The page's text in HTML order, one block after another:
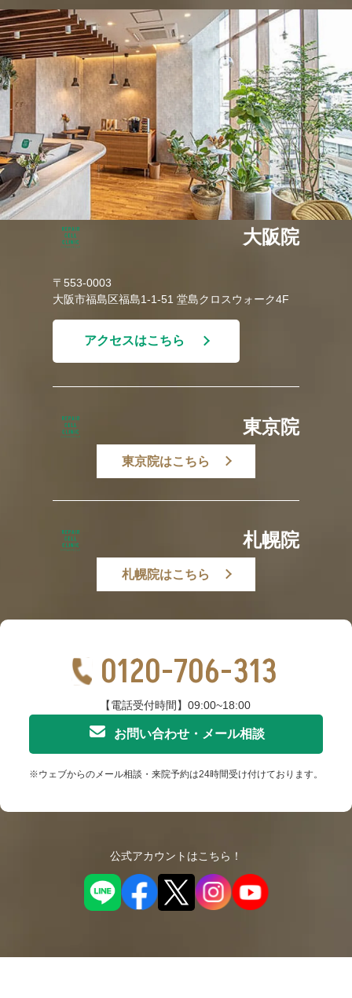
大阪院
〒553-0003
大阪市福島区福島1-1-51 堂島クロスウォーク4F
アクセスはこちら
東京院
東京院はこちら
札幌院
札幌院はこちら
0120-706-313
【電話受付時間】09:00~18:00
お問い合わせ・メール相談
※ウェブからのメール相談・来院予約は24時間受け付けております。
公式アカウントはこちら！